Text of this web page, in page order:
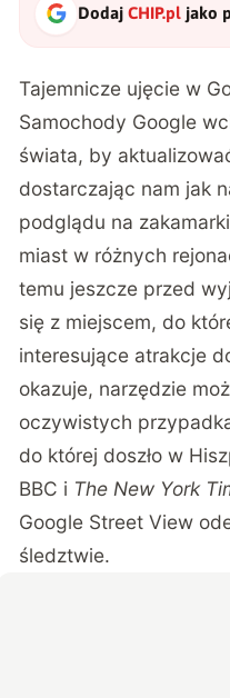
DodajCHIP.pl jako
Tajemnicze ujęcie w
Samochody Google
świata, by
dostarczając nam jak
podglądu na
miast w różnych
temu jeszcze przed
się z miejscem, do
interesujące atrakcje
okazuje, narzędzie
oczywistych
do której doszło w
BBC i The New York
Google Street View
śledztwie.